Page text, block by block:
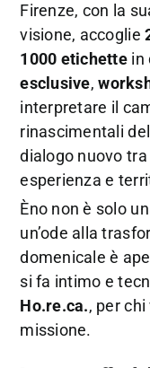
Firenze, con la
visione, accoglie
1000 etichette in
esclusive,
interpretare il
rinascimentali
dialogo nuovo
esperienza e
Èno non è solo
un’ode alla
domenicale è
si fa intimo e
Ho.re.ca., per
missione.